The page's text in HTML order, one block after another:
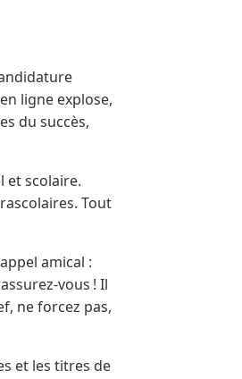
ligne explose,
du succès,
et scolaire.
Tout
amical :
vous ! Il
ne forcez pas,
et les titres de